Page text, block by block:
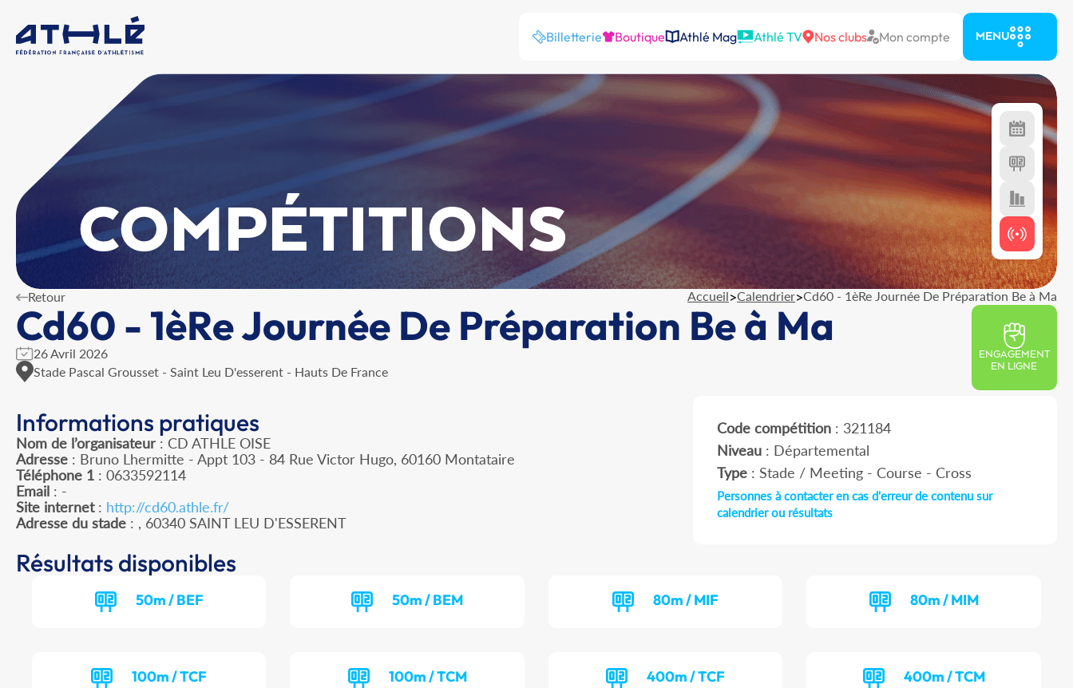
Billetterie Boutique Athlé Mag Athlé TV Nos clubs Mon compte MENU
COMPÉTITIONS
Retour Accueil>Calendrier>Cd60 - 1èRe Journée De Préparation Be à Ma
Cd60 - 1èRe Journée De Préparation Be à Ma
26 Avril 2026
Stade Pascal Grousset - Saint Leu D'esserent - Hauts De France
ENGAGEMENT
EN LIGNE
Informations pratiques
Nom de l’organisateur : CD ATHLE OISE
Adresse : Bruno Lhermitte - Appt 103 - 84 Rue Victor Hugo, 60160 Montataire
Téléphone 1 : 0633592114
Email : -
Site internet: http://cd60.athle.fr/
Adresse du stade : , 60340 SAINT LEU D'ESSERENT
Code compétition: 321184
Niveau: Départemental
Type: Stade / Meeting - Course - Cross
Personnes à contacter en cas d'erreur de contenu sur
calendrier ou résultats
Résultats disponibles
50m / BEF 50m / BEM 80m / MIF 80m / MIM
100m / TCF 100m / TCM 400m / TCF 400m / TCM